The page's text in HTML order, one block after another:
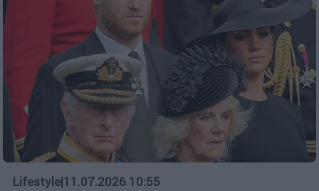
Lifestyle|11.07.2026 10:55